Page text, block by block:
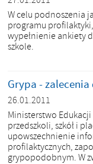
W celu podnoszenia
programu
wypełnienie ankiety
szkole.
Grypa - zalecenia
26.01.2011
Ministerstwo
przedszkoli, szkół i
upowszechnienie
profilaktycznych,
grypopodobnym. W